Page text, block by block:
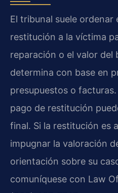
El tribunal suele ordenar
restitución a la víctima
reparación o el valor del
determina con base en
presupuestos o
pago de restitución
final. Si la restitución es
impugnar la valoración
orientación sobre su
comuníquese con Law